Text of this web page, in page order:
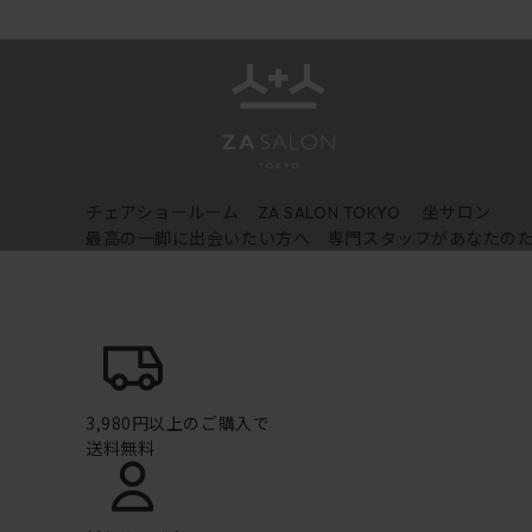
チェアショールーム ZA SALON TOKYO
坐サロン
最高の一脚に出会いたい方へ 専門スタッフがあなたの
3,980円以上のご購入で
送料無料